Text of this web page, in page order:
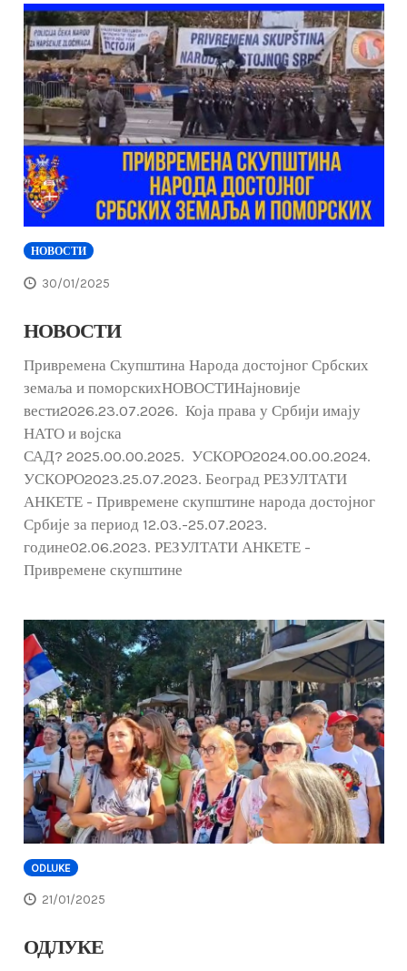
НОВОСТИ
30/01/2025
НОВОСТИ
Привремена Скупштина Народа достојног Србских
земаља и поморскихНОВОСТИНајновије
вести2026.23.07.2026. Која права у Србији имају
НАТО и војска
САД? 2025.00.00.2025. УСКОРО2024.00.00.2024.
УСКОРО2023.25.07.2023. Београд РЕЗУЛТАТИ
АНКЕТЕ - Привремене скупштине народа достојног
Србије за период 12.03.-25.07.2023.
године02.06.2023. РЕЗУЛТАТИ АНКЕТЕ -
Привремене скупштине
ODLUKE
21/01/2025
ОДЛУКЕ